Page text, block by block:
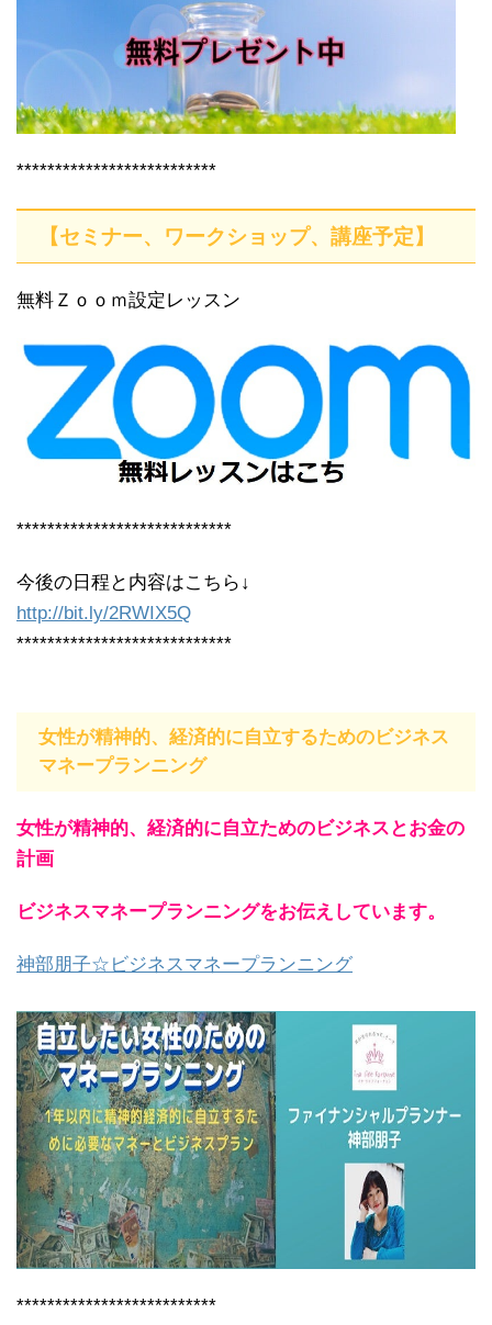
**************************
【セミナー、ワークショップ、講座予定】
無料Ｚｏｏｍ設定レッスン
****************************
今後の日程と内容はこちら↓
http://bit.ly/2RWIX5Q
****************************
女性が精神的、経済的に自立するためのビジネス
マネープランニング
女性が精神的、経済的に自立ためのビジネスとお金の
計画
ビジネスマネープランニングをお伝えしています。
神部朋子☆ビジネスマネープランニング
**************************